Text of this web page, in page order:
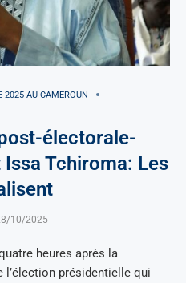
2025 AU CAMEROUN
électorale-
Tchiroma: Les
10/2025
heures après la
présidentielle qui